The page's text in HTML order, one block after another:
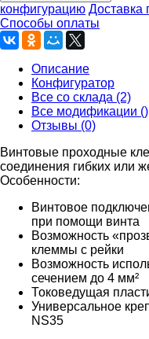
конфигурацию Доставка
Способы оплаты
Описание
Конфигуратор
Все со склада (2)
Все модификации ()
Отзывы (0)
Винтовые проходные
соединения гибких или
Особенности:
Винтовое
при помощи винта
Возможность
клеммы с рейки
Возможность
сечением до 4 мм²
Токоведущая
Универсальное
NS35